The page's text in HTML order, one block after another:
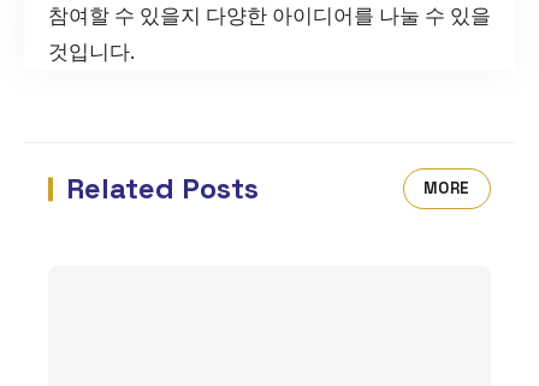
참여할 수 있을지 다양한 아이디어를 나눌 수 있을
것입니다.
Related Posts MORE